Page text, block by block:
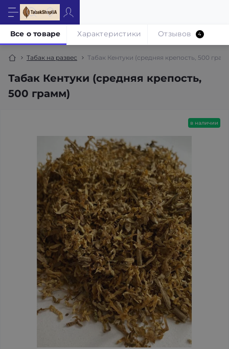
Табак на развес Табак Кентуки (средняя крепость, 500
Табак Кентуки (средняя крепость,
500 грамм)
Все о товаре Характеристики Отзывов 4
в наличии